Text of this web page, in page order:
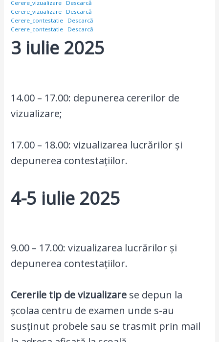
Cerere_vizualizare
Descarcă
Cerere_vizualizare
Descarcă
Cerere_contestatie
Descarcă
Cerere_contestatie
Descarcă
3 iulie 2025
14.00 – 17.00: depunerea cererilor de
vizualizare;
17.00 – 18.00: vizualizarea lucrărilor și
depunerea contestațiilor.
4-5 iulie 2025
9.00 – 17.00: vizualizarea lucrărilor și
depunerea contestațiilor.
Cererile tip de vizualizare se depun la
școlaa centru de examen unde s-au
susținut probele sau se trasmit prin mail